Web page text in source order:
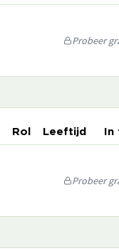
Probeer
Rol Leeftijd
Probeer